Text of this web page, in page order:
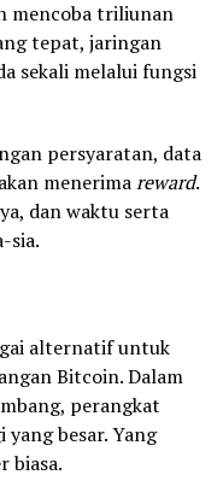
mencoba triliunan
tepat, jaringan
sekali melalui fungsi
persyaratan, data
menerimareward.
dan waktu serta
sia.
alternatif untuk
Bitcoin. Dalam
perangkat
yang besar. Yang
biasa.